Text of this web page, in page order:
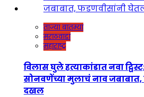
ताज्या बातम्या
मराठवाडा
महाराष्ट्र
विलास घुले हत्याकांडात नवा
सोनवणेंच्या मुलाचं नाव
दखल